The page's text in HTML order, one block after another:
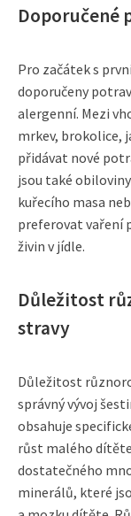
Doporučené
Pro začátek s
doporučeny
alergenní. Mezi
mrkev, brokolice,
přidávat nové
jsou také
kuřecího masa
preferovat vaření
živin v jídle.
Důležitost
stravy
Důležitost
správný vývoj
obsahuje
růst malého
dostatečného
minerálů, které